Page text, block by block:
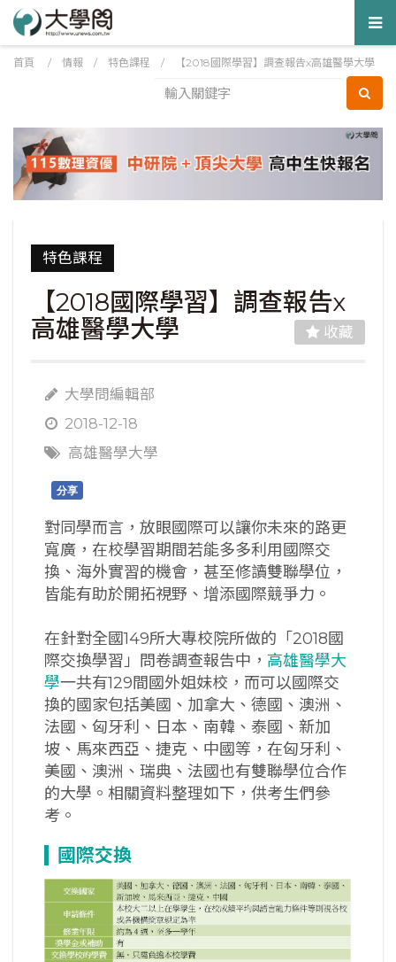
首頁 / 情報 / 特色課程 / 【2018國際學習】調查報告x高雄醫學大學
特色課程
【2018國際學習】調查報告x
高雄醫學大學
收藏
大學問編輯部
2018-12-18
高雄醫學大學
分享
對同學而言，放眼國際可以讓你未來的路更
寬廣，在校學習期間若能多多利用國際交
換、海外實習的機會，甚至修讀雙聯學位，
皆能有助於開拓視野、增添國際競爭力。
在針對全國149所大專校院所做的「2018國
際交換學習」問卷調查報告中， 高雄醫學大
學一共有129間國外姐妹校，而可以國際交
換的國家包括美國、加拿大、德國、澳洲、
法國、匈牙利、日本、南韓、泰國、新加
坡、馬來西亞、捷克、中國等，在匈牙利、
美國、澳洲、瑞典、法國也有雙聯學位合作
的大學。相關資料整理如下，供考生們參
考。
國際交換